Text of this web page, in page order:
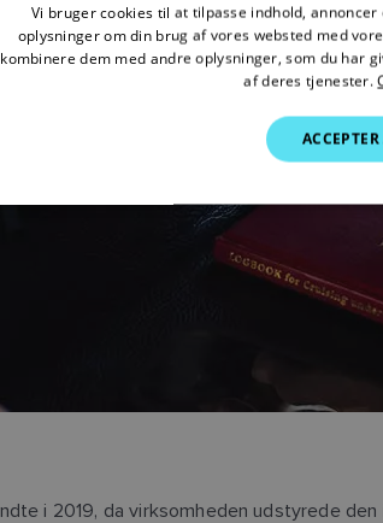
i 2019, da virksomheden udstyrede
Vi bruger cookies til at tilpasse indhold,
oplysninger om din brug af vores websted med
kombinere dem med andre oplysninger, som du har
af deres tjenester.